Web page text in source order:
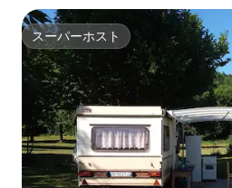
スーパーホスト
スーパーホスト